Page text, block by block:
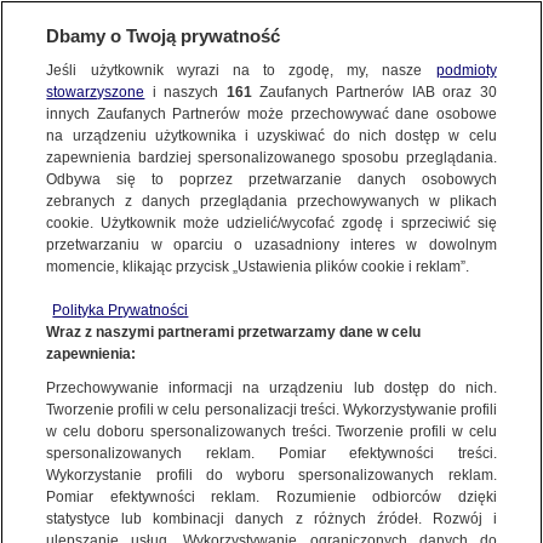
FAKTY | ZOBACZ FAKTY
Samochód uderzył w pędzący pociąg. W aucie były zaparowane szyby
NAJNOWSZE
ZOBACZ FAKTY
FAKTY PO FAKTACH
FAKTY O ŚWIECIE
WIĘCEJ
KANAŁY
Dzień dobry!
Jedno konto do wszystkich usług
Dbamy o Twoją prywatność
Jeśli użytkownik wyrazi na to zgodę, my, nasze podmioty
stowarzyszone i naszych 161Zaufanych Partnerów IAB oraz 30
innych Zaufanych Partnerów może przechowywać dane osobowe
na urządzeniu użytkownika i uzyskiwać do nich dostęp w celu
zapewnienia bardziej spersonalizowanego sposobu przeglądania.
Odbywa się to poprzez przetwarzanie danych osobowych
zebranych z danych przeglądania przechowywanych w plikach
cookie. Użytkownik może udzielić/wycofać zgodę i sprzeciwić się
przetwarzaniu w oparciu o uzasadniony interes w dowolnym
momencie, klikając przycisk „Ustawienia plików cookie i reklam”.
Polityka Prywatności
Wraz z naszymi partnerami przetwarzamy dane w celu
zapewnienia:
Przechowywanie informacji na urządzeniu lub dostęp do nich.
Tworzenie profili w celu personalizacji treści. Wykorzystywanie profili
w celu doboru spersonalizowanych treści. Tworzenie profili w celu
spersonalizowanych reklam. Pomiar efektywności treści.
Wykorzystanie profili do wyboru spersonalizowanych reklam.
Pomiar efektywności reklam. Rozumienie odbiorców dzięki
statystyce lub kombinacji danych z różnych źródeł. Rozwój i